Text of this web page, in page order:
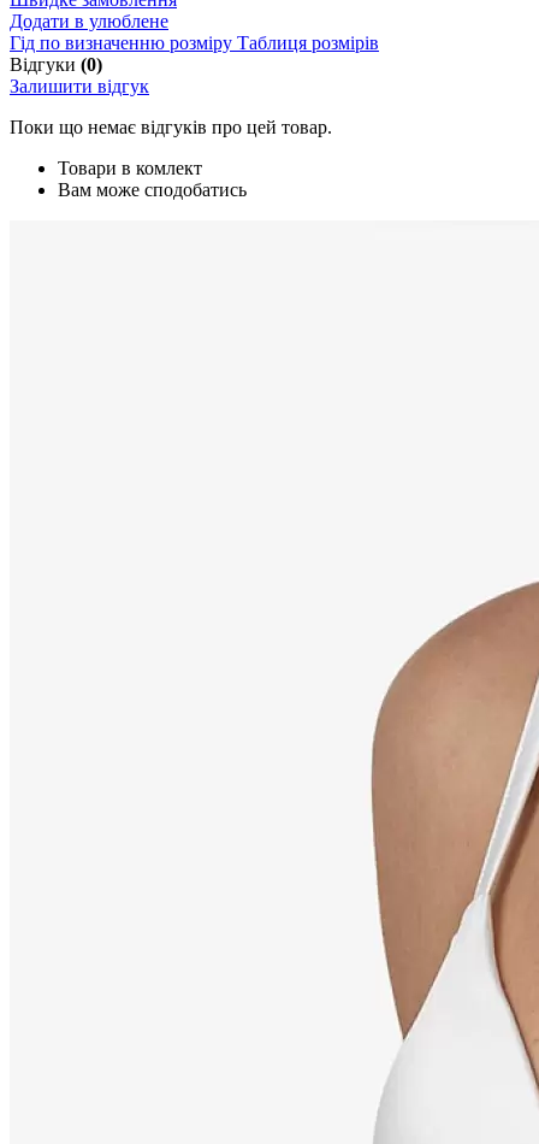
Додати в улюблене
Гід по визначенню розміру Таблиця розмірів
Відгуки (0)
Залишити відгук
Поки що немає відгуків про цей товар.
Товари в комлект
Вам може сподобатись